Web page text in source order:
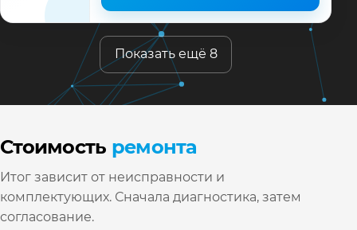
Показать ещё 8
Стоимость ремонта
Итог зависит от неисправности и
комплектующих. Сначала диагностика, затем
согласование.